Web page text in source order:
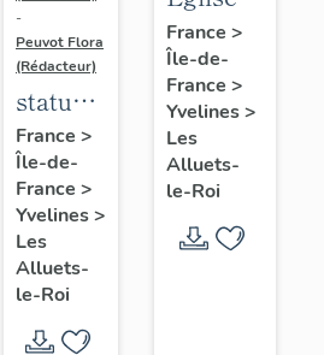
-
Peuvot Flora
(Rédacteur)
statue
de la
Vierge
à
l'Enfant,
calcaire,
XIVe
siècle
France >
Île-de-
France >
Yvelines>
Les
Alluets-
le-Roi
paroissiale
Saint-
Nicolas
France >
Île-de-
France >
Yvelines>
Les
Alluets-
le-Roi